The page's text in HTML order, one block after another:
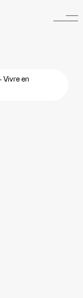
Vivre en